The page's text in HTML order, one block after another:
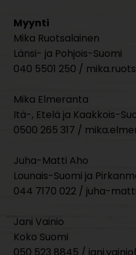
Myynti
Mika Ruotsalainen
Länsi- ja Pohjois-Suomi
040 5501 250 /
Mika Elmeranta
Itä-, Etelä ja Kaakkois-
0500 265 317 /
Juha-Matti Aho
Lounais-Suomi ja
044 7170 022 / juha-
Jani Vainio
Koko Suomi
050 523 8845 /